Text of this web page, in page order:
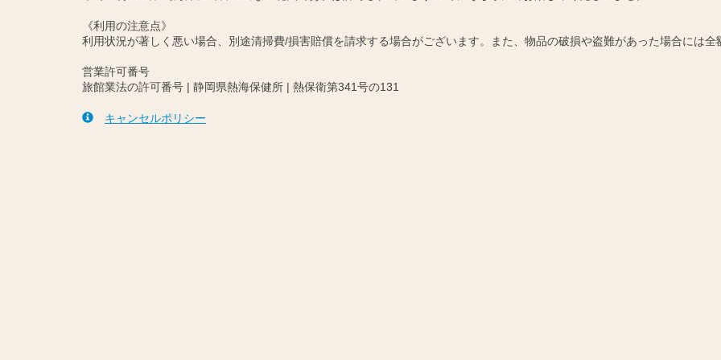
《利用の注意点》
利用状況が著しく悪い場合、別途清掃費/損害賠償を請求する場合がございます。また、物品の破損や盗難があった場合には全
営業許可番号
旅館業法の許可番号 | 静岡県熱海保健所 | 熱保衛第341号の131
キャンセルポリシー